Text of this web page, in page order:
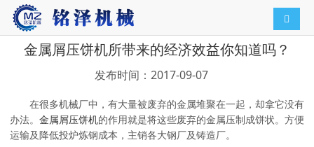
导航
金属屑压饼机所带来的经济效益你知道吗？
发布时间：2017-09-07
在很多机械厂中，有大量被废弃的金属堆聚在一起，却拿它没有
办法。 金属屑压饼机的作用就是将这些废弃的金属压制成饼状。方便
运输及降低投炉炼钢成本，主销各大钢厂及铸造厂。